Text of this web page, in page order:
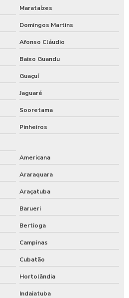
Marataízes
Domingos Martins
Afonso Cláudio
Baixo Guandu
Guaçuí
Jaguaré
Sooretama
Pinheiros
Americana
Araraquara
Araçatuba
Barueri
Bertioga
Campinas
Cubatão
Hortolândia
Indaiatuba